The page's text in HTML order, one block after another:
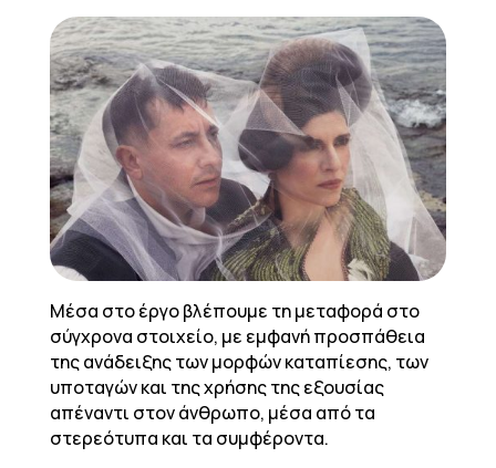
Μέσα στο έργο βλέπουμε τη μεταφορά στο
σύγχρονα στοιχείο, με εμφανή προσπάθεια
της ανάδειξης των μορφών καταπίεσης, των
υποταγών και της χρήσης της εξουσίας
απέναντι στον άνθρωπο, μέσα από τα
στερεότυπα και τα συμφέροντα.